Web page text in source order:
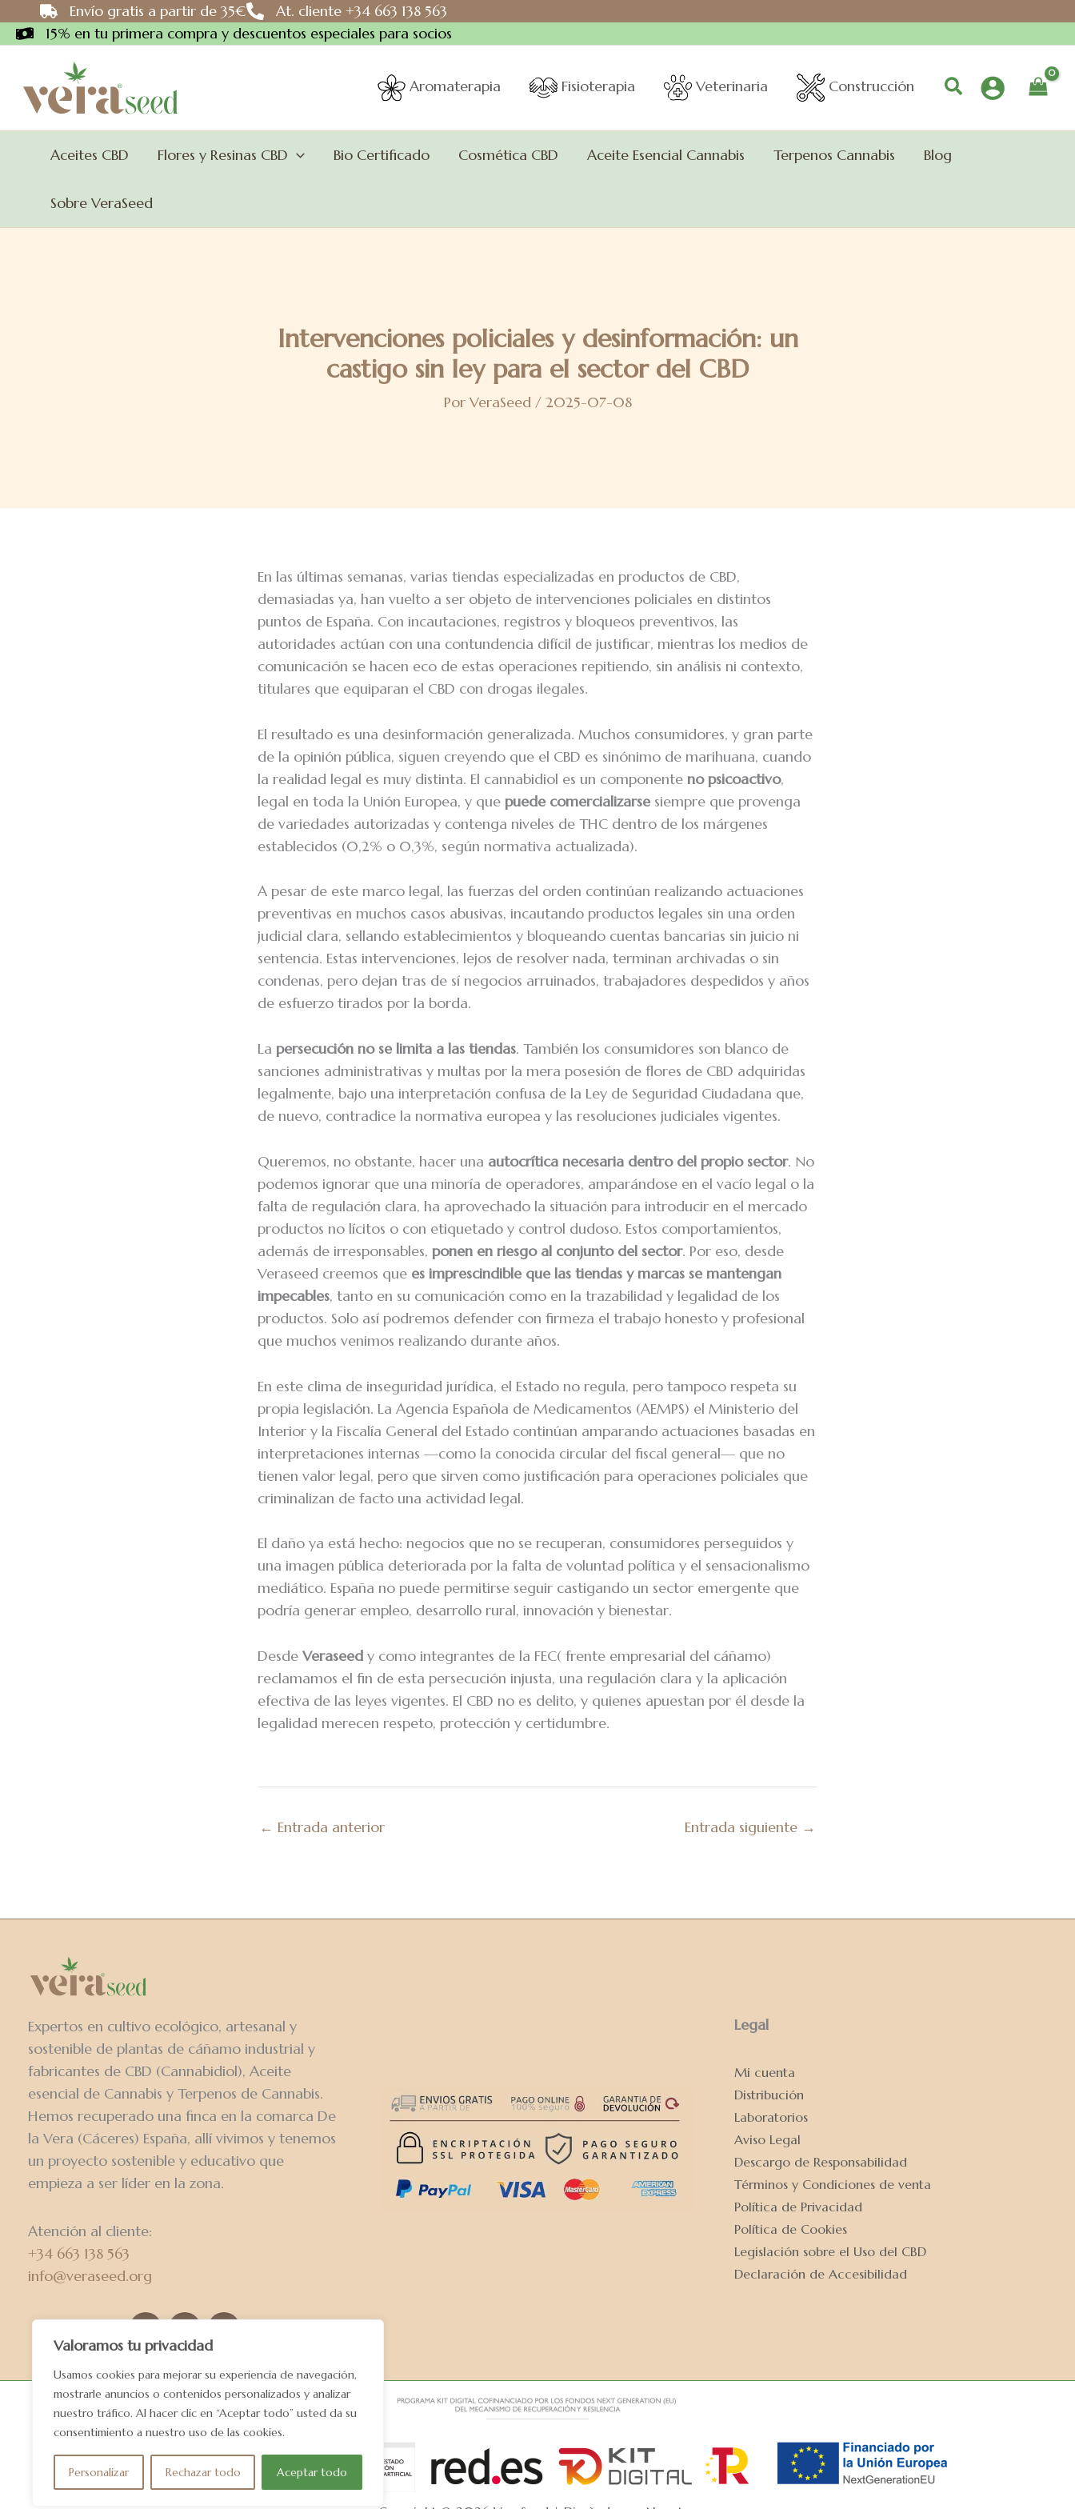
Valoramos tu privacidad
Usamos cookies para mejorar su experiencia de navegación,
mostrarle anuncios o contenidos personalizados y analizar
nuestro tráfico. Al hacer clic en “Aceptar todo” usted da su
consentimiento a nuestro uso de las cookies.
Personalizar Rechazar todo Aceptar todo
Envío gratis a partir de 35€
At. cliente +34 663 138 563
15% en tu primera compra y descuentos especiales para socios
Aromaterapia Fisioterapia Veterinaria Construcción Buscar
Aceites CBD Flores y Resinas CBD Bio Certificado Cosmética CBD Aceite Esencial Cannabis Terpenos Cannabis Blog
Sobre VeraSeed
Intervenciones policiales y desinformación: un
castigo sin ley para el sector del CBD
Por VeraSeed / 2025-07-08
En las últimas semanas, varias tiendas especializadas en productos de CBD,
demasiadas ya, han vuelto a ser objeto de intervenciones policiales en distintos
puntos de España. Con incautaciones, registros y bloqueos preventivos, las
autoridades actúan con una contundencia difícil de justificar, mientras los medios de
comunicación se hacen eco de estas operaciones repitiendo, sin análisis ni contexto,
titulares que equiparan el CBD con drogas ilegales.
El resultado es una desinformación generalizada. Muchos consumidores, y gran parte
de la opinión pública, siguen creyendo que el CBD es sinónimo de marihuana, cuando
la realidad legal es muy distinta. El cannabidiol es un componente no psicoactivo,
legal en toda la Unión Europea, y que puede comercializarsesiempre que provenga
de variedades autorizadas y contenga niveles de THC dentro de los márgenes
establecidos (0,2% o 0,3%, según normativa actualizada).
A pesar de este marco legal, las fuerzas del orden continúan realizando actuaciones
preventivas en muchos casos abusivas, incautando productos legales sin una orden
judicial clara, sellando establecimientos y bloqueando cuentas bancarias sin juicio ni
sentencia. Estas intervenciones, lejos de resolver nada, terminan archivadas o sin
condenas, pero dejan tras de sí negocios arruinados, trabajadores despedidos y años
de esfuerzo tirados por la borda.
La persecución no se limita a las tiendas. También los consumidores son blanco de
sanciones administrativas y multas por la mera posesión de flores de CBD adquiridas
legalmente, bajo una interpretación confusa de la Ley de Seguridad Ciudadana que,
de nuevo, contradice la normativa europea y las resoluciones judiciales vigentes.
Queremos, no obstante, hacer una autocrítica necesaria dentro del propio sector. No
podemos ignorar que una minoría de operadores, amparándose en el vacío legal o la
falta de regulación clara, ha aprovechado la situación para introducir en el mercado
productos no lícitos o con etiquetado y control dudoso. Estos comportamientos,
además de irresponsables, ponen en riesgo al conjunto del sector. Por eso, desde
Veraseed creemos que es imprescindible que las tiendas y marcas se mantengan
impecables, tanto en su comunicación como en la trazabilidad y legalidad de los
productos. Solo así podremos defender con firmeza el trabajo honesto y profesional
que muchos venimos realizando durante años.
En este clima de inseguridad jurídica, el Estado no regula, pero tampoco respeta su
propia legislación. La Agencia Española de Medicamentos (AEMPS) el Ministerio del
Interior y la Fiscalía General del Estado continúan amparando actuaciones basadas en
interpretaciones internas —como la conocida circular del fiscal general— que no
tienen valor legal, pero que sirven como justificación para operaciones policiales que
criminalizan de facto una actividad legal.
El daño ya está hecho: negocios que no se recuperan, consumidores perseguidos y
una imagen pública deteriorada por la falta de voluntad política y el sensacionalismo
mediático. España no puede permitirse seguir castigando un sector emergente que
podría generar empleo, desarrollo rural, innovación y bienestar.
Desde Veraseed y como integrantes de la FEC( frente empresarial del cáñamo)
reclamamos el fin de esta persecución injusta, una regulación clara y la aplicación
efectiva de las leyes vigentes. El CBD no es delito, y quienes apuestan por él desde la
legalidad merecen respeto, protección y certidumbre.
← Entrada anterior Entrada siguiente →
Expertos en cultivo ecológico, artesanal y
sostenible de plantas de cáñamo industrial y
fabricantes de CBD (Cannabidiol), Aceite
esencial de Cannabis y Terpenos de Cannabis.
Hemos recuperado una finca en la comarca De
la Vera (Cáceres) España, allí vivimos y tenemos
un proyecto sostenible y educativo que
empieza a ser líder en la zona.
Atención al cliente:
+34 663 138 563
info@veraseed.org
Legal
Mi cuenta
Distribución
Laboratorios
Aviso Legal
Descargo de Responsabilidad
Términos y Condiciones de venta
Política de Privacidad
Política de Cookies
Legislación sobre el Uso del CBD
Declaración de Accesibilidad